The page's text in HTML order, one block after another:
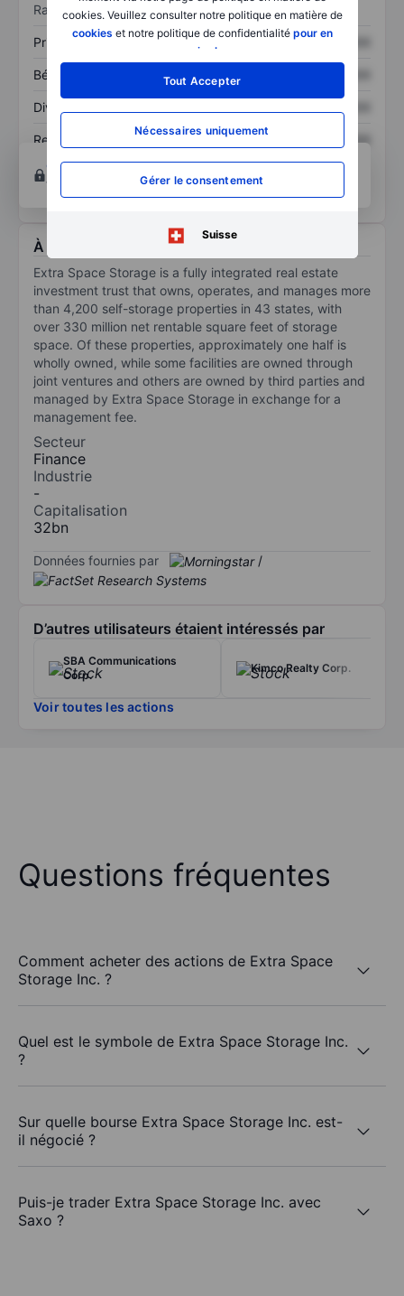
cookies. Veuillez consulter notre politique en matière de
cookies et notre politique de confidentialité pour en
savoir plus
Tout Accepter
Nécessaires uniquement
Gérer le consentement
Suisse
Ratios
Prix / ventes XXXXXXX XXXXXXX
Bénéfice par action XXXXXXX
Dividende par action
Rendement des
XXXXXXX
XXXXXXX
Ouvrir un comptepour accéder à d’autres outils
techniques et d’analyse.
À propos Extra Space Storage Inc.
Extra Space Storage is a fully integrated real estate
investment trust that owns, operates, and manages more
than 4,200 self-storage properties in 43 states, with
over 330 million net rentable square feet of storage
space. Of these properties, approximately one half is
wholly owned, while some facilities are owned through
joint ventures and others are owned by third parties and
managed by Extra Space Storage in exchange for a
management fee.
Secteur
Finance
Industrie
-
Capitalisation
32bn
Données fournies par /
D’autres utilisateurs étaient intéressés par
SBA Communications
Corp.
Kimco Realty Corp.
Voir toutes les actions
Questions fréquentes
Comment acheter des actions de Extra Space
Storage Inc. ?
Quel est le symbole de Extra Space Storage Inc.
?
Sur quelle bourse Extra Space Storage Inc. est-
il négocié ?
Puis-je trader Extra Space Storage Inc. avec
Saxo ?